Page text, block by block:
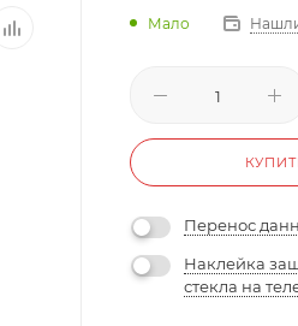
Мало
Перенос
Наклейка
стекла на